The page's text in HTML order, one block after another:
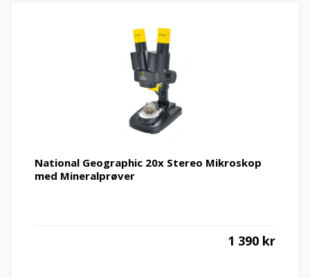
National Geographic 20x Stereo Mikroskop
med Mineralprøver
1 390 kr